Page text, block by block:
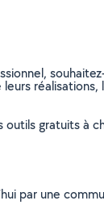
outils gratuits à
par une